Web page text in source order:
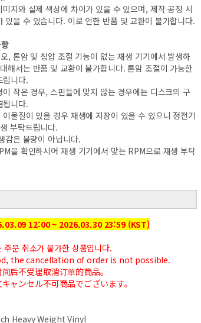
지와 실제 색상에 차이가 있을 수 있으며, 제작 공정 시
있을 수 있습니다. 이로 인한 반품 및 교환이 불가합니다.
, 톤암 및 침압 조절 기능이 없는 재생 기기에서 발생하
해서는 반품 및 교환이 불가합니다. 톤암 조절이 가능한
립니다.
작은 경우, 스핀들에 맞지 않는 경우에는 디스크의 구
됩니다.
물질이 있을 경우 재생에 지장이 있을 수 있으니 정전기
부탁드립니다.
감은 불량이 아닙니다.
을 확인하시어 재생 기기에서 맞는 RPM으로 재생 부탁
12:00 ~ 2026.03.30 23:59 (KST)
주문 취소가 불가한 상품입니다.
the cancellation of order is not possible.
后不受理取消订单的商品。
ャンセル不可商品でございます。
Heavy Weight Vinyl